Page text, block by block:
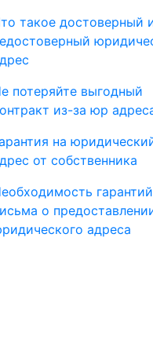
такое достоверный
потеряйте выгодный
из-за юр
на
от собственника
о
адреса